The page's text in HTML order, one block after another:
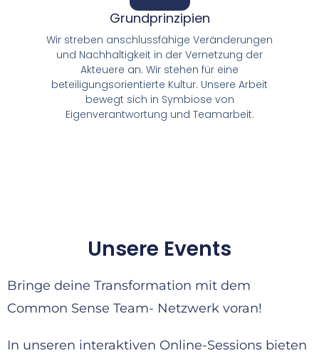
Grundprinzipien
Wir streben anschlussfähige Veränderungen
und Nachhaltigkeit in der Vernetzung der
Akteuere an. Wir stehen für eine
beteiligungsorientierte Kultur. Unsere Arbeit
bewegt sich in Symbiose von
Eigenverantwortung und Teamarbeit.
Unsere Events
Bringe deine Transformation mit dem
Common Sense Team- Netzwerk voran!
In unseren interaktiven Online-Sessions bieten